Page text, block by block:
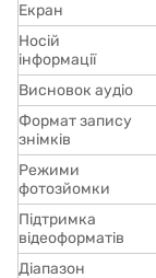
Екран
Носій
інформації
Висновок аудіо
Формат запису
знімків
Режими
фотозйомки
Підтримка
відеоформатів
Діапазон